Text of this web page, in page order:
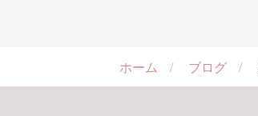
ホーム ブログ